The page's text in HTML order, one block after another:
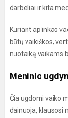
darbeliai ir kita
Kuriant aplinkas
būtų vaikiškos,
nuotaiką vaikams
Meninio
Čia ugdomi vaiko
dainuoja, klausosi